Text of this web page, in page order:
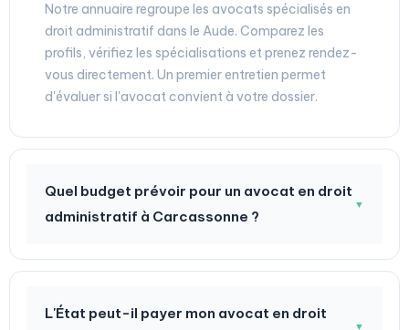
Notre annuaire regroupe les avocats spécialisés en
droit administratif dans le Aude. Comparez les
profils, vérifiez les spécialisations et prenez rendez-
vous directement. Un premier entretien permet
d'évaluer si l'avocat convient à votre dossier.
Quel budget prévoir pour un avocat en droit
administratif à Carcassonne ?
▼
L'État peut-il payer mon avocat en droit
▼